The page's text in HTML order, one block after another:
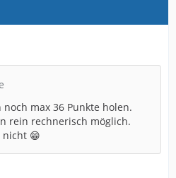
max 36 Punkte holen.
rein rechnerisch möglich.
nicht 😁